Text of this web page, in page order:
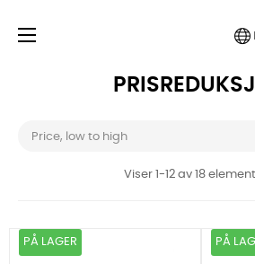
Toggle
☰
Price, low to high
Viser 1-12 av 18
PÅ LAGER PÅ